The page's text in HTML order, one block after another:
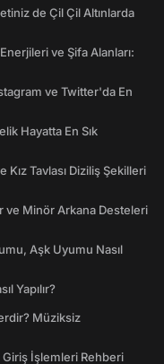
de Çil Çil Altınlarda
ve Şifa Alanları:
ve Twitter'da En
Hayatta En Sık
Kız Tavlası Diziliş Şekilleri
ve Minör Arkana Desteleri
Aşk Uyumu Nasıl
Yapılır?
Müziksiz
Giriş İşlemleri Rehberi